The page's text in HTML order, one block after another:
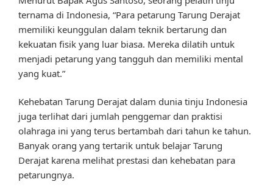
ternama di Indonesia, “Para petarung Tarung Derajat
memiliki keunggulan dalam teknik bertarung dan
kekuatan fisik yang luar biasa. Mereka dilatih untuk
menjadi petarung yang tangguh dan memiliki mental
yang kuat.”
Kehebatan Tarung Derajat dalam dunia tinju Indonesia
juga terlihat dari jumlah penggemar dan praktisi
olahraga ini yang terus bertambah dari tahun ke tahun.
Banyak orang yang tertarik untuk belajar Tarung
Derajat karena melihat prestasi dan kehebatan para
petarungnya.